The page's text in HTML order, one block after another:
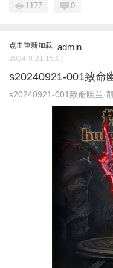
1177 0
点击重新加载 admin
2024-9-21 15:07
s20240921-001致命
s20240921-001致命幽兰·